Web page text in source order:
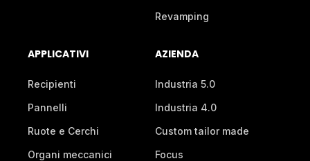
Revamping
APPLICATIVI
Recipienti
Pannelli
Ruote e Cerchi
Organi meccanici
AZIENDA
Industria 5.0
Industria 4.0
Custom tailor made
Focus